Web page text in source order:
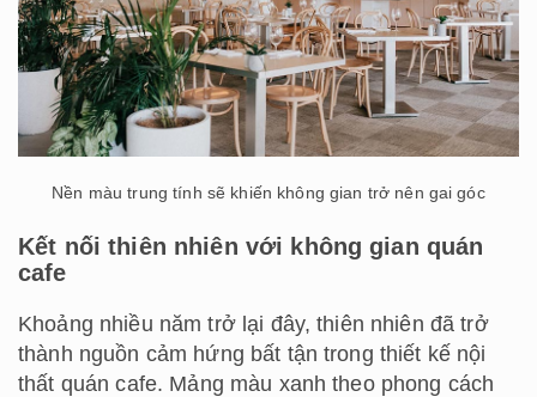
Nền màu trung tính sẽ khiến không gian trở nên gai góc
Kết nối thiên nhiên với không gian quán
cafe
Khoảng nhiều năm trở lại đây, thiên nhiên đã trở
thành nguồn cảm hứng bất tận trong thiết kế nội
thất quán cafe. Mảng màu xanh theo phong cách